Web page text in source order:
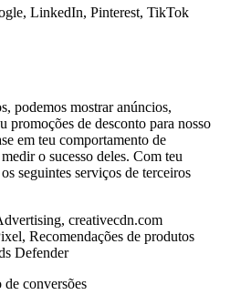
LinkedIn, Pinterest, TikTok
podemos mostrar anúncios,
promoções de desconto para nosso
em teu comportamento de
o sucesso deles. Com teu
seguintes serviços de terceiros
creativecdn.com
Recomendações de produtos
Defender
de conversões